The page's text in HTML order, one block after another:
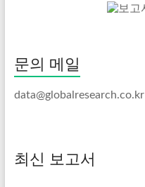
문의 메일
data@globalresearch.co.kr
최신 보고서